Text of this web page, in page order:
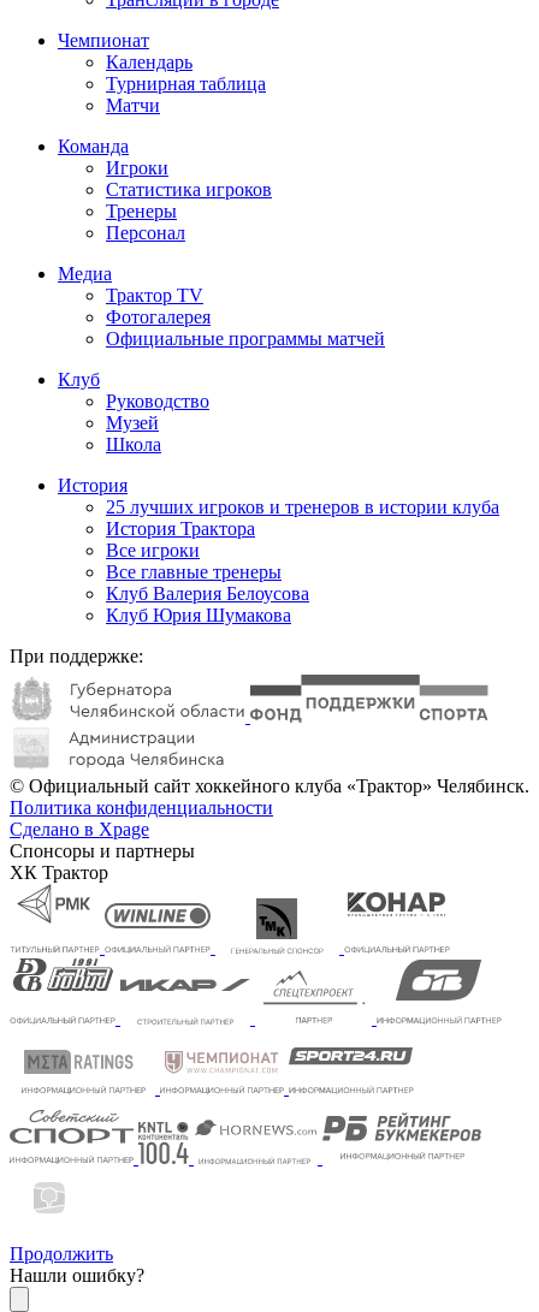
Чемпионат
Календарь
Турнирная таблица
Матчи
Команда
Игроки
Статистика игроков
Тренеры
Персонал
Медиа
Трактор TV
Фотогалерея
Официальные программы матчей
Клуб
Руководство
Музей
Школа
История
25 лучших игроков и тренеров в истории клуба
История Трактора
Все игроки
Все главные тренеры
Клуб Валерия Белоусова
Клуб Юрия Шумакова
При поддержке:
© Официальный сайт хоккейного клуба «Трактор» Челябинск.
Политика конфиденциальности
Сделано в Xpage
Спонсоры и партнеры
ХК Трактор
Продолжить
Нашли ошибку?